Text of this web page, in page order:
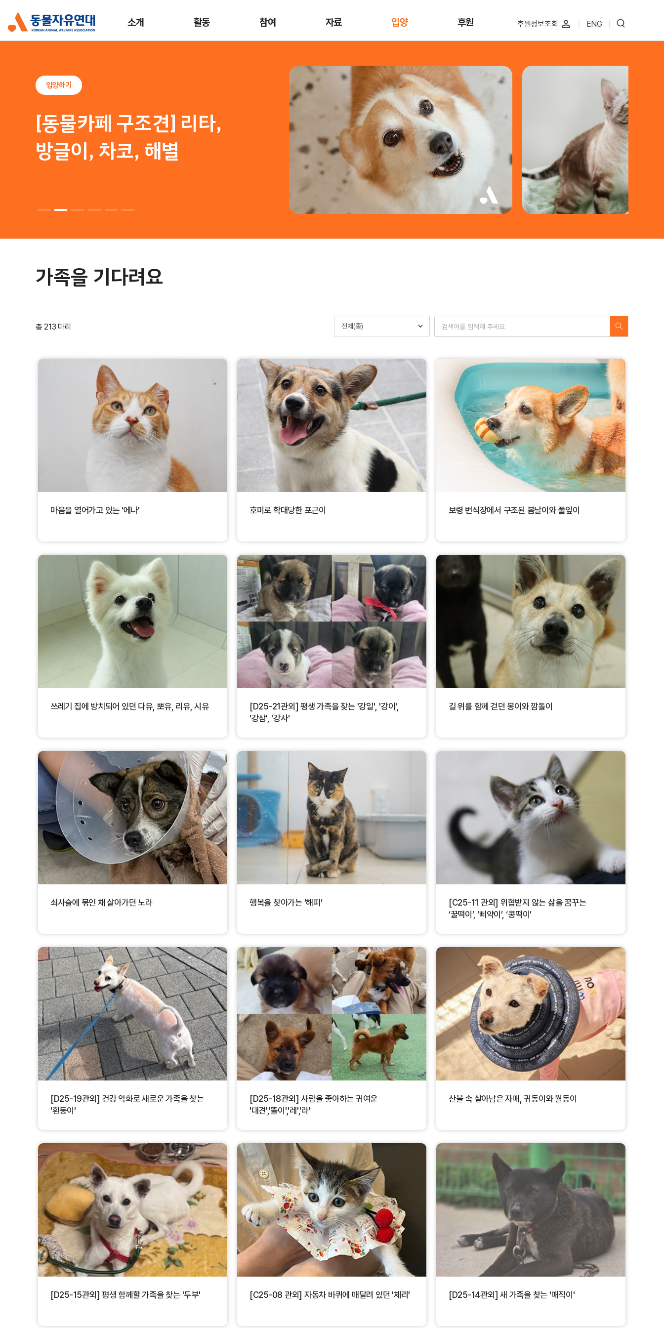
소개 활동 참여 자료 입양 후원 후원정보조회 perm_identity ENG
입양하기
[동물카페 구조묘] 로나,
시로, 추추, 쿠로, 래코,
가족을 기다려요
총 213 마리
마음을 열어가고 있는 '에나' 호미로 학대당한 포근이 보령 번식장에서 구조된 봄날이와 풀잎이
쓰레기 집에 방치되어 있던 다유, 뽀유, 리유, 시유
[D25-21관외] 평생 가족을 찾는 '강일', '강이',
'강삼', '강사'
길 위를 함께 걷던 몽이와 깜돌이
쇠사슬에 묶인 채 살아가던 노라 행복을 찾아가는 ‘해피’
[C25-11 관외] 위협받지 않는 삶을 꿈꾸는
‘꿀떡이’, ‘삐약이’, ‘콩떡이’
[D25-19관외] 건강 악화로 새로운 가족을 찾는
'흰둥이'
[D25-18관외] 사람을 좋아하는 귀여운
'대견','똘이','레','라'
산불 속 살아남은 자매, 귀동이와 월동이
[D25-15관외] 평생 함께할 가족을 찾는 '두부' [C25-08 관외] 자동차 바퀴에 매달려 있던 '체리' [D25-14관외] 새 가족을 찾는 '매직이'